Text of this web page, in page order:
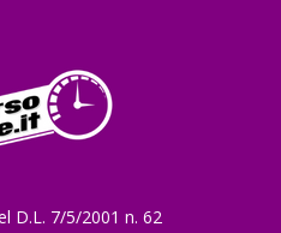
D.L. 7/5/2001 n. 62